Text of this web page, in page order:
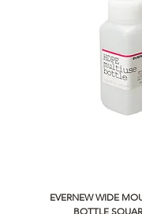
EVERNEW WIDE
BOTTLE